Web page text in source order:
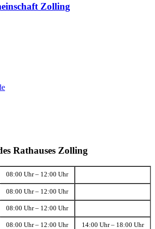
Zolling
Rathauses Zolling
08:00 Uhr – 12:00 Uhr
08:00 Uhr – 12:00 Uhr
08:00 Uhr – 12:00 Uhr
08:00 Uhr – 12:00 Uhr 14:00 Uhr – 18:00 Uhr